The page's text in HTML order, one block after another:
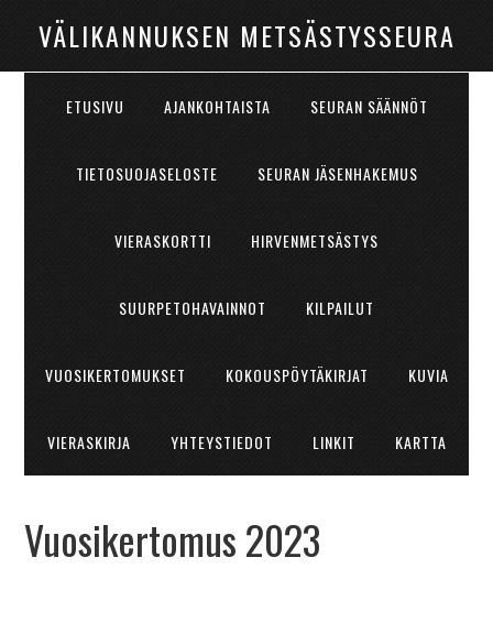
VÄLIKANNUKSEN METSÄSTYSSEURA
ETUSIVU AJANKOHTAISTA SEURAN SÄÄNNÖT
TIETOSUOJASELOSTE SEURAN JÄSENHAKEMUS
VIERASKORTTI HIRVENMETSÄSTYS
SUURPETOHAVAINNOT KILPAILUT
VUOSIKERTOMUKSET KOKOUSPÖYTÄKIRJAT KUVIA
VIERASKIRJA YHTEYSTIEDOT LINKIT KARTTA
Vuosikertomus 2023